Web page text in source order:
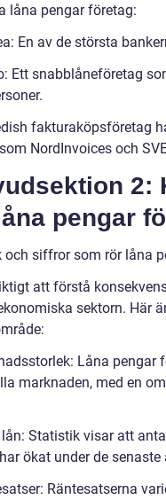
låna pengar företag:
En av de största
Ett snabblåneföretag
fakturaköpsföretag
NordInvoices och
2:
pengar
och siffror som rör låna
att förstå
sektorn. Här
Låna pengar
marknaden, med en
Statistik visar att
ökat under de senaste
Räntesatserna